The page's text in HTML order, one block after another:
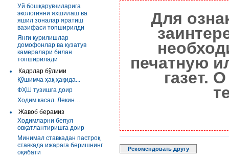
Уй бошқарувчиларига
экологияни яхшилаш ва
яшил зоналар яратиш
вазифаси топширилди
Янги қурилишлар
домофонлар ва кузатув
камералари билан
топширилади
Кадрлар бўлими
Қўшимча ҳақ ҳақида...
ФҲШ тузишга доир
Ходим касал. Лекин…
Жавоб берамиз
Ходимларни бепул
овқатлантиришга доир
Минимал ставкадан пастроқ
ставкада ижарага беришнинг
оқибати
Для
печатную
газет.
Рекомендовать другу